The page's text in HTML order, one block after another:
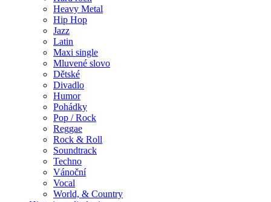
Heavy Metal
Hip Hop
Jazz
Latin
Maxi single
Mluvené slovo
Dětské
Divadlo
Humor
Pohádky
Pop / Rock
Reggae
Rock & Roll
Soundtrack
Techno
Vánoční
Vocal
World, & Country